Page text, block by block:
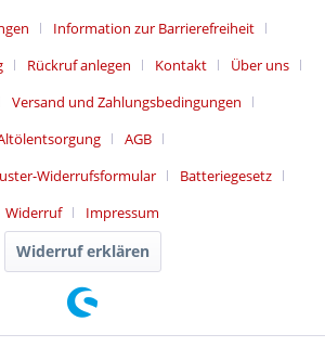
Information zur Barrierefreiheit
Rückruf anlegen Kontakt
Über uns
Versand und Zahlungsbedingungen
AGB
Widerrufsformular
Batteriegesetz
Widerruf
Impressum
Widerruf erklären